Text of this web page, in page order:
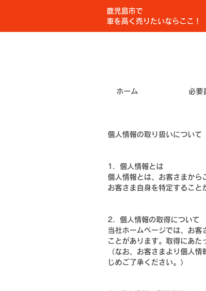
鹿児島市で
車を高く売りたいならここ！
ホーム 必要
個人情報の取り扱いについて
1．個人情報とは
個人情報とは、お客さまから
お客さま自身を特定すること
2．個人情報の取得について
当社ホームページでは、お客
ことがあります。取得にあた
（なお、お客さまより個人
じめご了承ください。）